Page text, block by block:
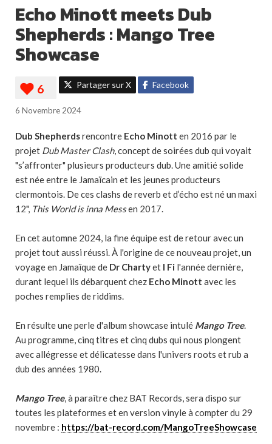
Echo Minott meets Dub
Shepherds : Mango Tree
Showcase
Partager sur X Facebook
6 Novembre 2024
Dub Shepherdsrencontre Echo Minott en 2016 par le
projet Dub Master Clash, concept de soirées dub qui voyait
"s’affronter" plusieurs producteurs dub. Une amitié solide
est née entre le Jamaïcain et les jeunes producteurs
clermontois. De ces clashs de reverb et d’écho est né un maxi
12", This World is inna Messen 2017.
En cet automne 2024, la fine équipe est de retour avec un
projet tout aussi réussi. À l'origine de ce nouveau projet, un
voyage en Jamaïque de Dr Chartyet I Fi l'année dernière,
durant lequel ils débarquent chez Echo Minott avec les
poches remplies de riddims.
En résulte une perle d'album showcase intulé Mango Tree.
Au programme, cinq titres et cinq dubs qui nous plongent
avec allégresse et délicatesse dans l'univers roots et rub a
dub des années 1980.
Mango Tree, à paraître chez BAT Records, sera dispo sur
toutes les plateformes et en version vinyle à compter du 29
novembre : https://bat-record.com/MangoTreeShowcase